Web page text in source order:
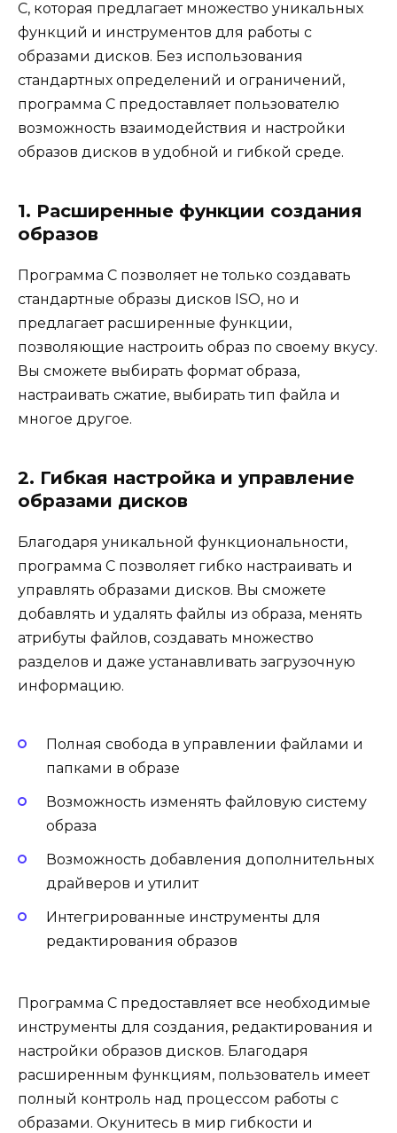
C, которая предлагает множество уникальных
функций и инструментов для работы с
образами дисков. Без использования
стандартных определений и ограничений,
программа C предоставляет пользователю
возможность взаимодействия и настройки
образов дисков в удобной и гибкой среде.
1. Расширенные функции создания
образов
Программа C позволяет не только создавать
стандартные образы дисков ISO, но и
предлагает расширенные функции,
позволяющие настроить образ по своему вкусу.
Вы сможете выбирать формат образа,
настраивать сжатие, выбирать тип файла и
многое другое.
2. Гибкая настройка и управление
образами дисков
Благодаря уникальной функциональности,
программа C позволяет гибко настраивать и
управлять образами дисков. Вы сможете
добавлять и удалять файлы из образа, менять
атрибуты файлов, создавать множество
разделов и даже устанавливать загрузочную
информацию.
Полная свобода в управлении файлами и
папками в образе
Возможность изменять файловую систему
образа
Возможность добавления дополнительных
драйверов и утилит
Интегрированные инструменты для
редактирования образов
Программа C предоставляет все необходимые
инструменты для создания, редактирования и
настройки образов дисков. Благодаря
расширенным функциям, пользователь имеет
полный контроль над процессом работы с
образами. Окунитесь в мир гибкости и